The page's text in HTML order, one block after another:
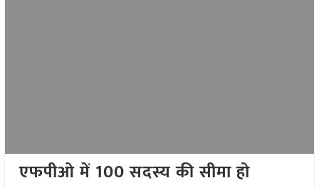
एफपीओ में 100 सदस्य की सीमा हो